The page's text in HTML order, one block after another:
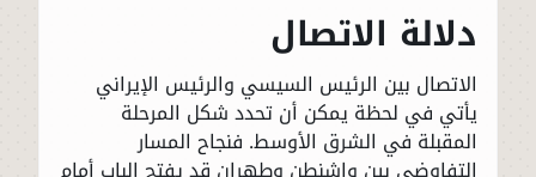
دلالة الاتصال
الاتصال بين الرئيس السيسي والرئيس الإيراني
يأتي في لحظة يمكن أن تحدد شكل المرحلة
المقبلة في الشرق الأوسط. فنجاح المسار